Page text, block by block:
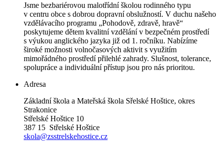
Jsme bezbariérovou malotřídní školou rodinného typu
v centru obce s dobrou dopravní obslužností. V duchu našeho
vzdělávacího programu „Pohodově, zdravě, hravě“
poskytujeme dětem kvalitní vzdělání v bezpečném prostředí
s výukou anglického jazyka již od 1. ročníku. Nabízíme
široké možnosti volnočasových aktivit s využitím
mimořádného prostředí přilehlé zahrady. Slušnost, tolerance,
spolupráce a individuální přístup jsou pro nás prioritou.
Adresa
Základní škola a Mateřská škola Sřelské Hoštice, okres
Strakonice
Střelské Hoštice 10
387 15 Střelské Hoštice
skola@zsstrelskehostice.cz